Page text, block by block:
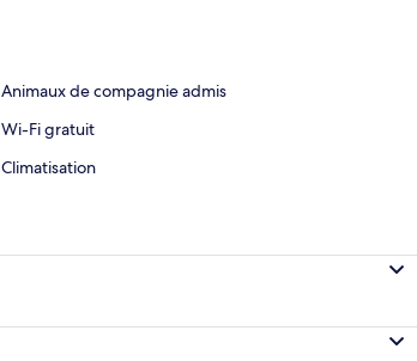
Animaux de compagnie admis
Wi-Fi gratuit
Climatisation